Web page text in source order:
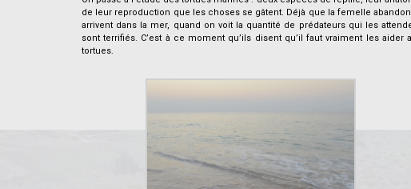
de leur reproduction que les choses se gâtent. Déjà que la femelle
arrivent dans la mer, quand on voit la quantité de prédateurs qui les
sont terrifiés. C’est à ce moment qu’ils disent qu’il faut vraiment les
tortues.